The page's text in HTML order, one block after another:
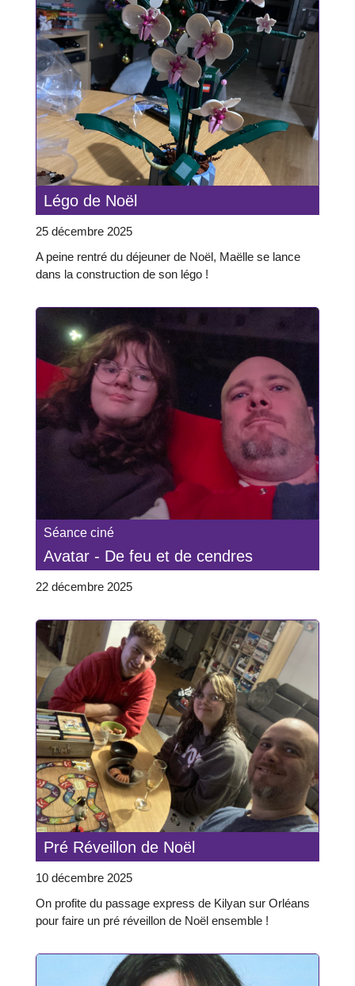
Légo de Noël
25 décembre 2025
A peine rentré du déjeuner de Noël, Maëlle se lance
dans la construction de son légo !
Séance ciné
Avatar - De feu et de cendres
22 décembre 2025
Pré Réveillon de Noël
10 décembre 2025
On profite du passage express de Kilyan sur Orléans
pour faire un pré réveillon de Noël ensemble !